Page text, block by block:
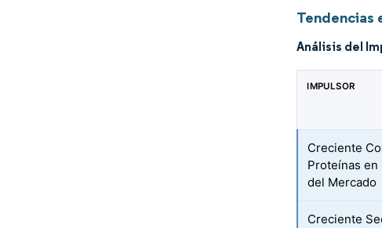
Tendencias
Análisis del
IMPULSOR
Creciente
Proteínas en
del Mercado
Creciente